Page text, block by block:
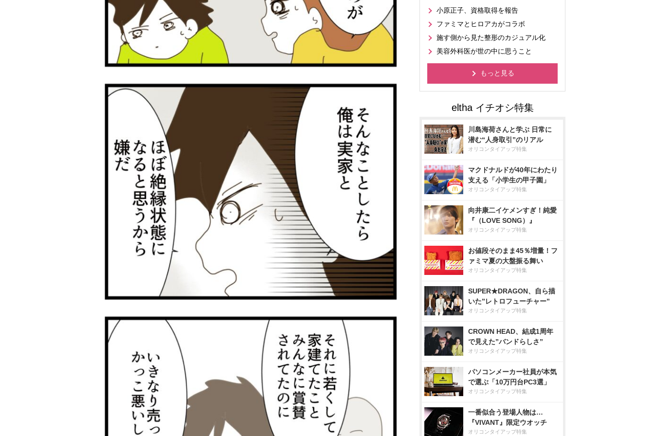
小原正子、資格取得を報告
ファミマとヒロアカがコラボ
施す側から見た整形のカジュアル化
美容外科医が世の中に思うこと
もっと見る
川島海荷さんと学ぶ 日常に
潜む“人身取引”のリアル
オリコンタイアップ特集
マクドナルドが40年にわたり
支える「小学生の甲子園」
オリコンタイアップ特集
向井康二イケメンすぎ！純愛
『（LOVE SONG）』
オリコンタイアップ特集
お値段そのまま45％増量！フ
ァミマ夏の大盤振る舞い
オリコンタイアップ特集
SUPER★DRAGON、自ら描
いた”レトロフューチャー”
オリコンタイアップ特集
CROWN HEAD、結成1周年
で見えた”バンドらしさ”
オリコンタイアップ特集
パソコンメーカー社員が本気
で選ぶ「10万円台PC3選」
オリコンタイアップ特集
一番似合う登場人物は…
『VIVANT』限定ウオッチ
オリコンタイアップ特集